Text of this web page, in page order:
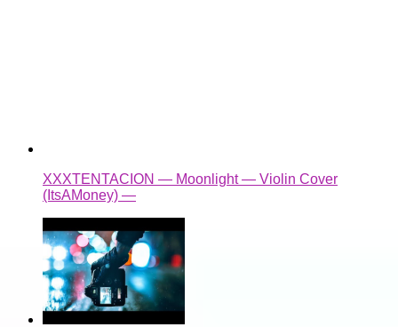
XXXTENTACION — Moonlight — Violin Cover
(ItsAMoney) —